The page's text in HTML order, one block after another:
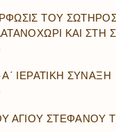
ΤΟΥ
ΚΑΙ ΣΤΗ
ΙΕΡΑΤΙΚΗ ΣΥΝΑΞΗ
ΑΓΙΟΥ ΣΤΕΦΑΝΟΥ